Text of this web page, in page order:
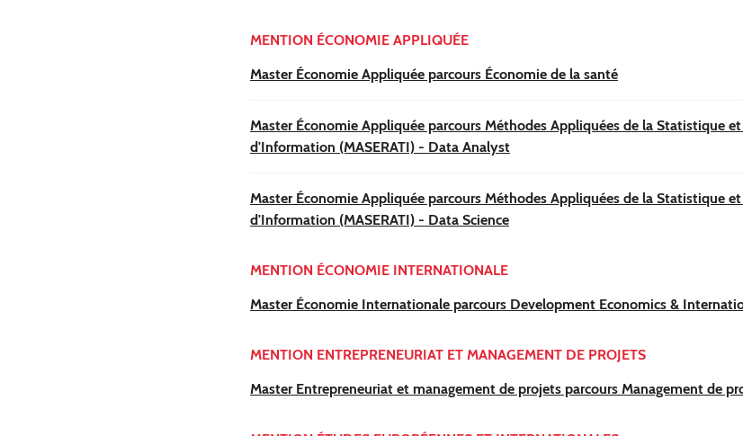
MENTION ÉCONOMIE APPLIQUÉE
Master Économie Appliquée parcours Économie de la santé
Master Économie Appliquée parcours Méthodes Appliquées de la Statistique
d'Information (MASERATI) - Data Analyst
Master Économie Appliquée parcours Méthodes Appliquées de la Statistique
d'Information (MASERATI) - Data Science
MENTION ÉCONOMIE INTERNATIONALE
Master Économie Internationale parcours Development Economics &
MENTION ENTREPRENEURIAT ET MANAGEMENT DE PROJETS
Master Entrepreneuriat et management de projets parcours Management de